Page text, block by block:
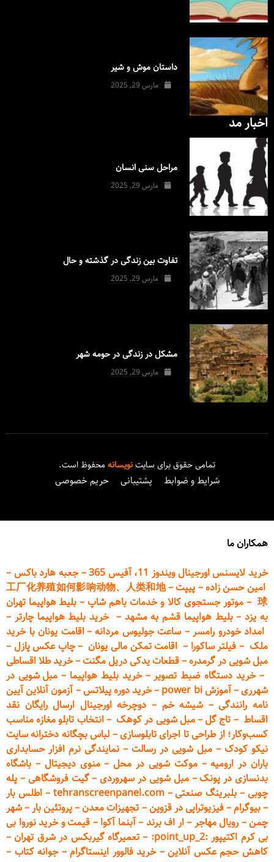
داستان موش و شیر
مارس 29, 2025
اخبار مد
مراحل سنی انسان
مارس 29, 2025
تفاوت بین زندگی در گذشته و حال
مارس 29, 2025
مشکل در زندگی در حومه شهر
مارس 29, 2025
تمامی حقوق برای سایتنویسانهمحفوظ است.
شرایط و ضوابط پشتیبانی حریم خصوصی
همکاران ما
خرید لایسنس اورجینال ویندوز 11، آفیس 365
–جعبه هارد باکس –
امین حسن زاده– پیپت–
工厂化养殖如何影响动物、人类和地
球
– موتور جستجوی کالا و خدمات باهم شاپ– بلیط هواپیما تهران
به یزد–بلیط هواپیما قشم به مشهد –خرید بلیط هواپیما چارتر –
امداد خودرو رامسر– ساعت جولیوس مردانه–اقامت یونان با خرید
ملک – فیلتر ساکورا – اقامت تمکن مالی یونان –چاپ عکس پازل –
مبل شویی در گرمدره–قطعاتیدکی دریل مگنت–خرید طلا اقساطی
–خرید دستگاه ضبط تصویر–خرید بلیط هواپیما –مبل شویی در
شهرری–آموزش power bi –خرید دورهپیلاتس–آزمون آنلاین آیین
نامه رانندگی– شیشه خم – دوچرخه اورجینال ارسال رایگان نقد
اقساط – تاج گل–مبل شویی در کوهک–انتخاب تابلو مغازه مناسب
کسب‌وکار؛ از طراحی تا اجرای تابلوسازی– لباس بچگانه دخترانه سایت
نیکو کودک – مبل شویی در رسالت – نمایندگی نرم افزار حسابداری
باران در ارومیه–موکت شویی در محل–منوی دیجیتال – باشگاه
بدنسازی در پونک–مبل شویی در سهروردی–گیت فروشگاهی – پله
چوبی – بلبرینگ صنعتی–
tehranscreenpanel.com
–اطلس بار
–بیوگرام–فیزیوتراپی در قزوین– تجهیزات معدن–پروتئین بار–شهر
چمن– رویال مهاجر –ار اف برند –آبنما آکوا – قیمت و خرید نوروا بی
بی کرم اکتیپور :point_up_2:
– تعمیرگاه گیربکس در شرق تهران–
کاهش حجم عکس آنلاین–خرید فالوور اینستاگرام–جوانه کتاب –